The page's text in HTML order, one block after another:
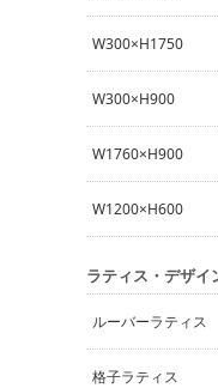
W300×H1750
W300×H900
W1760×H900
W1200×H600
ラティス・デザイ
ルーバーラティス
格子ラティス